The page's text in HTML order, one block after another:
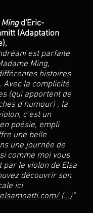
d'Eric-
(Adaptation
est parfaite
Ming,
histoires
Avec la complicité
(qui apportent de
d’humour) , la
c’est un
poésie, empli
une belle
une journée de
comme moi vous
par le violon de Elsa
découvrir son
ici
(...)"